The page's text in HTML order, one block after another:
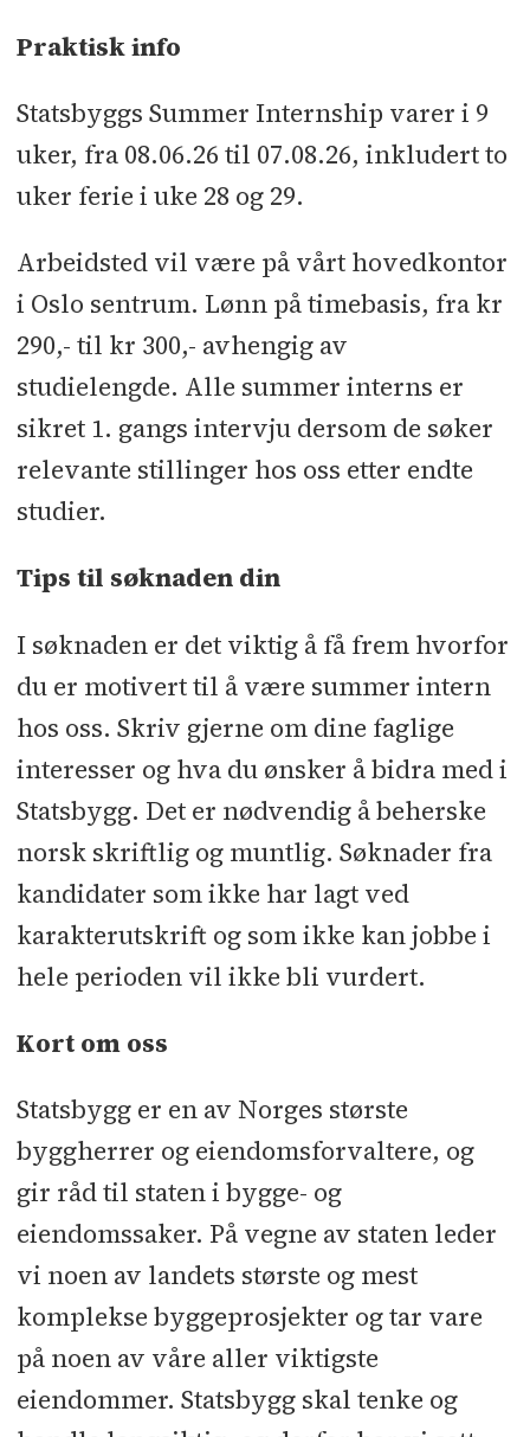
Praktisk info
Statsbyggs Summer Internship varer i 9
uker, fra 08.06.26 til 07.08.26, inkludert to
uker ferie i uke 28 og 29.
Arbeidsted vil være på vårt hovedkontor
i Oslo sentrum. Lønn på timebasis, fra kr
290,- til kr 300,- avhengig av
studielengde. Alle summer interns er
sikret 1. gangs intervju dersom de søker
relevante stillinger hos oss etter endte
studier.
Tips til søknaden din
I søknaden er det viktig å få frem hvorfor
du er motivert til å være summer intern
hos oss. Skriv gjerne om dine faglige
interesser og hva du ønsker å bidra med i
Statsbygg. Det er nødvendig å beherske
norsk skriftlig og muntlig. Søknader fra
kandidater som ikke har lagt ved
karakterutskrift og som ikke kan jobbe i
hele perioden vil ikke bli vurdert.
Kort om oss
Statsbygg er en av Norges største
byggherrer og eiendomsforvaltere, og
gir råd til staten i bygge- og
eiendomssaker. På vegne av staten leder
vi noen av landets største og mest
komplekse byggeprosjekter og tar vare
på noen av våre aller viktigste
eiendommer. Statsbygg skal tenke og